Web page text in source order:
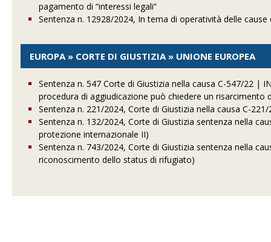
pagamento di “interessi legali”
Sentenza n. 12928/2024, In tema di operatività delle
EUROPA » CORTE DI GIUSTIZIA » UNIONE EUROPEA
Sentenza n. 547 Corte di Giustizia nella causa C-547/22 |
procedura di aggiudicazione può chiedere un risarcimento
Sentenza n. 221/2024, Corte di Giustizia nella causa C-
Sentenza n. 132/2024, Corte di Giustizia sentenza nella
protezione internazionale II)
Sentenza n. 743/2024, Corte di Giustizia sentenza nella
riconoscimento dello status di rifugiato)